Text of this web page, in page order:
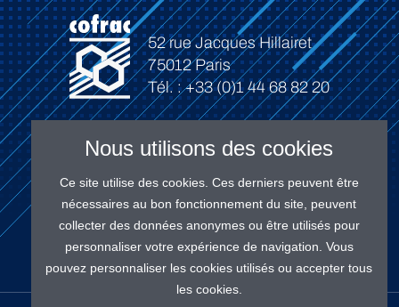
52 rue Jacques Hillairet
75012 Paris
Tél. : +33 (0)1 44 68 82 20
Connexion
Nous utilisons des cookies
Ce site utilise des cookies. Ces derniers peuvent être
nécessaires au bon fonctionnement du site, peuvent
collecter des données anonymes ou être utilisés pour
personnaliser votre expérience de navigation. Vous
pouvez personnaliser les cookies utilisés ou accepter tous
les cookies.